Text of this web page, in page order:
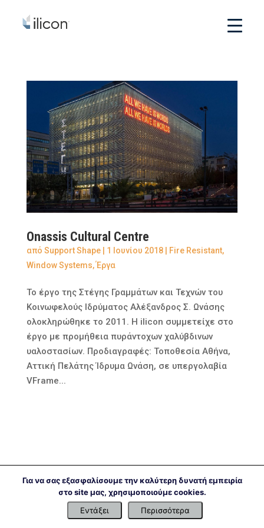
Onassis Cultural Centre
από Support Shape| 1 Ιουνίου 2018| Fire Resistant,
Window Systems,Έργα
Το έργο της Στέγης Γραμμάτων και Τεχνών του
Κοινωφελούς Ιδρύματος Αλέξανδρος Σ. Ωνάσης
ολοκληρώθηκε το 2011. Η ilicon συμμετείχε στο
έργο με προμήθεια πυράντοχων χαλύβδινων
υαλοστασίων. Προδιαγραφές: Τοποθεσία Αθήνα,
Αττική Πελάτης Ίδρυμα Ωνάση, σε υπεργολαβία
VFrame...
Για να σας εξασφαλίσουμε την καλύτερη δυνατή εμπειρία
στο site μας, χρησιμοποιούμε cookies.
Εντάξει
Περισσότερα